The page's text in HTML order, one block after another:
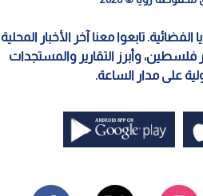
تابعوا معنا آخر الأخبار المحلية
فلسطين، وأبرز التقارير والمستجدات
على مدار الساعة.